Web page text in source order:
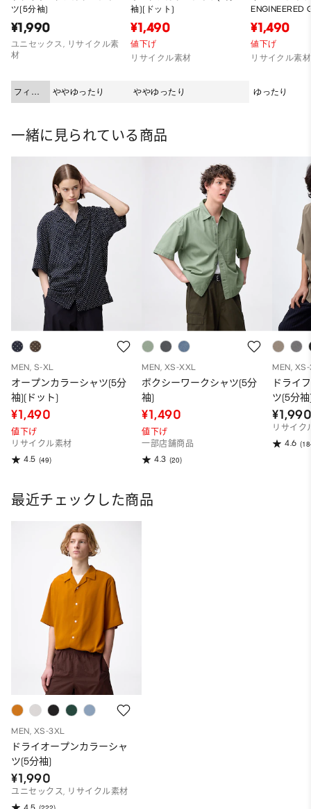
ツ(5分袖)
¥1,990
ユニセックス, リサイクル素
材
フィッ
ト
ややゆったり
袖)(ドット)
¥1,490
値下げ
リサイクル素材
ややゆったり
ENGINEERED
¥1,490
値下げ
リサイクル素材
ゆったり
一緒に見られている商品
MEN, S-XL
オープンカラーシャツ(5分
袖)(ドット)
¥1,490
値下げ
リサイクル素材
4.5 (49)
MEN, XS-XXL
ボクシーワークシャツ(5分
袖)
¥1,490
値下げ
一部店舗商品
4.3 (20)
MEN,
ドライ
ツ(5分
リサイク
4.6
最近チェックした商品
MEN, XS-3XL
ドライオープンカラーシャ
ツ(5分袖)
¥1,990
ユニセックス, リサイクル素材